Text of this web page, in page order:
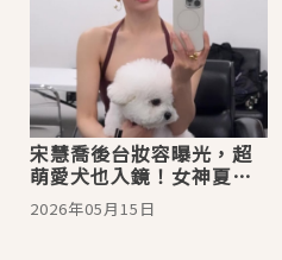
宋慧喬後台妝容曝光，超
萌愛犬也入鏡！女神夏季
不融妝祕訣：靠「冷凝美
容」告別肌膚熱發炎
2026年05月15日